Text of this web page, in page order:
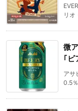
リオ
微
｢ビ
アサ
0.5